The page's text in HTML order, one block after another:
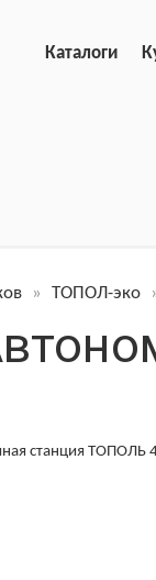
Каталоги
» ТОПОЛ-эко